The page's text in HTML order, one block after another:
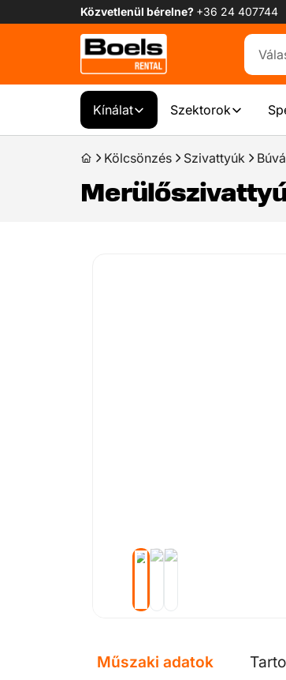
Közvetlenül bérelne? +36 24 407744
Kínálat Szektorok
Kölcsönzés Szivattyúk
Műszaki adatok